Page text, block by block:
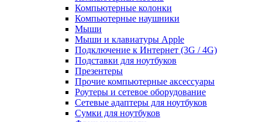
Компьютерные колонки
Компьютерные наушники
Мыши
Мыши и клавиатуры Apple
Подключение к Интернет (3G / 4G)
Подставки для ноутбуков
Презентеры
Прочие компьютерные аксессуары
Роутеры и сетевое оборудование
Сетевые адаптеры для ноутбуков
Сумки для ноутбуков